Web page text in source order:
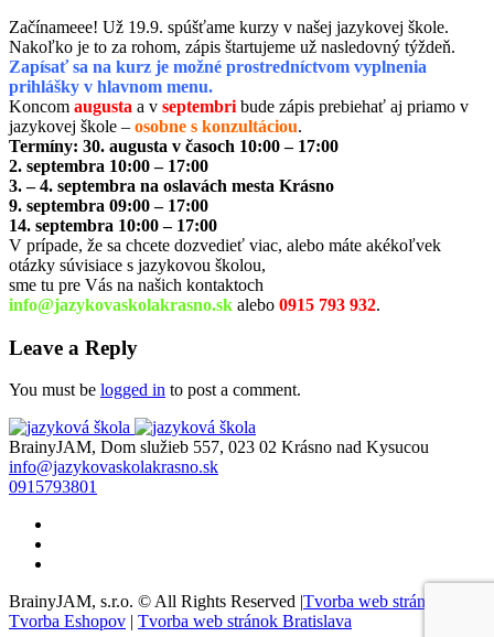
Začínameee! Už 19.9. spúšťame kurzy v našej jazykovej škole.
Nakoľko je to za rohom, zápis štartujeme už nasledovný týždeň.
Zapísať sa na kurz je možné prostredníctvom vyplnenia
prihlášky v hlavnom menu.
Koncom augusta a v septembri bude zápis prebiehať aj priamo v
jazykovej škole – osobne s konzultáciou.
Termíny: 30. augusta v časoch 10:00 – 17:00
2. septembra 10:00 – 17:00
3. – 4. septembra na oslavách mesta Krásno
9. septembra 09:00 – 17:00
14. septembra 10:00 – 17:00
V prípade, že sa chcete dozvedieť viac, alebo máte akékoľvek
otázky súvisiace s jazykovou školou,
sme tu pre Vás na našich kontaktoch
info@jazykovaskolakrasno.sk alebo 0915 793 932.
Leave a Reply
You must be logged in to post a comment.
BrainyJAM, Dom služieb 557, 023 02 Krásno nad Kysucou
info@jazykovaskolakrasno.sk
0915793801
BrainyJAM, s.r.o. © All Rights Reserved |Tvorba web stránok
Tvorba Eshopov | Tvorba web stránok Bratislava